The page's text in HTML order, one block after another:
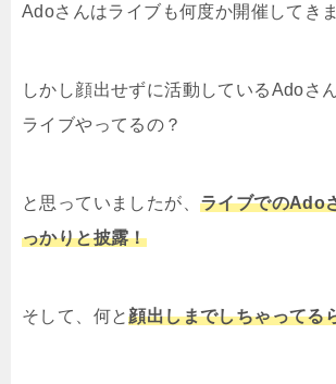
Adoさんはライブも何度か開催してきま
しかし顔出せずに活動しているAdoさ
ライブやってるの？
と思っていましたが、 ライブでのAdo
っかりと披露！
そして、何と顔出しまでしちゃってる